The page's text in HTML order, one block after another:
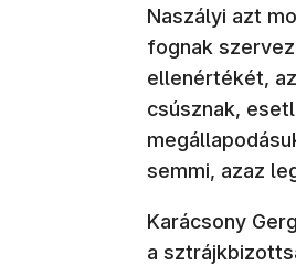
Naszályi azt
fognak
ellenértékét,
csúsznak,
semmi, azaz
Karácsony
a